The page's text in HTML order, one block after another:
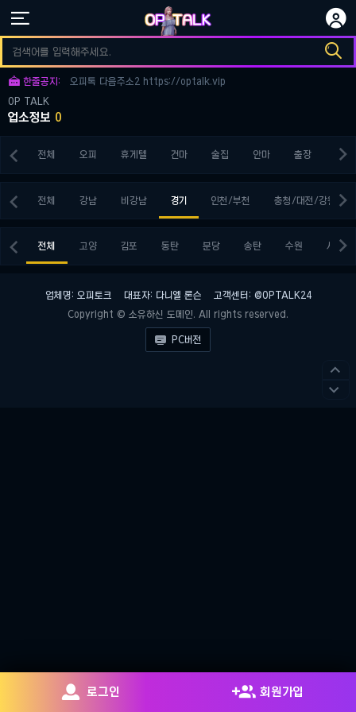
 

 한줄공지:
오피토크 다음주소3 https://optalk.vip
오피토크 다음주소1 https://optalk.vip
오피톡 다음주소2 https://optalk.vip
OP TALK
업소정보 0
 전체 오피 휴게텔 건마 술집 안마 출장 키스

 전체 강남 비강남 경기 인천/부천 충청/대전/강원 
 전체 고양 김포 동탄 분당 송탄 수원 시흥
업체명: 오피토크 대표자: 다니엘 론슨
고객센터: @OPTALK24
Copyright © 소유하신 도메인. All rights reserved.
 PC버전
 로그인  회원가입

